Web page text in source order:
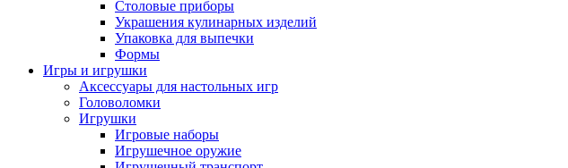
Столовые приборы
Украшения кулинарных изделий
Упаковка для выпечки
Формы
Игры и игрушки
Аксессуары для настольных игр
Головоломки
Игрушки
Игровые наборы
Игрушечное оружие